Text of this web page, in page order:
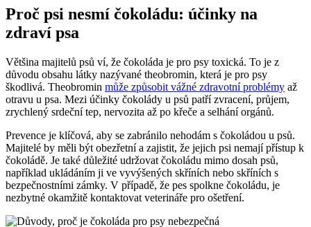
Proč psi nesmí čokoládu: účinky na
zdraví psa
Většina majitelů psů ví, že čokoláda je pro psy toxická. To je z
důvodu obsahu látky nazývané theobromin, která je pro psy
škodlivá. Theobromin může způsobit vážné zdravotní problémy až
otravu u psa. Mezi účinky čokolády u psů patří zvracení, průjem,
zrychlený srdeční tep, nervozita až po křeče a selhání orgánů.
Prevence je klíčová, aby se zabránilo nehodám s čokoládou u psů.
Majitelé by měli být obezřetní a zajistit, že jejich psi nemají přístup k
čokoládě. Je také důležité udržovat čokoládu mimo dosah psů,
například ukládáním ji ve vyvýšených skříních nebo skříních s
bezpečnostními zámky. V případě, že pes spolkne čokoládu, je
nezbytné okamžitě kontaktovat veterináře pro ošetření.